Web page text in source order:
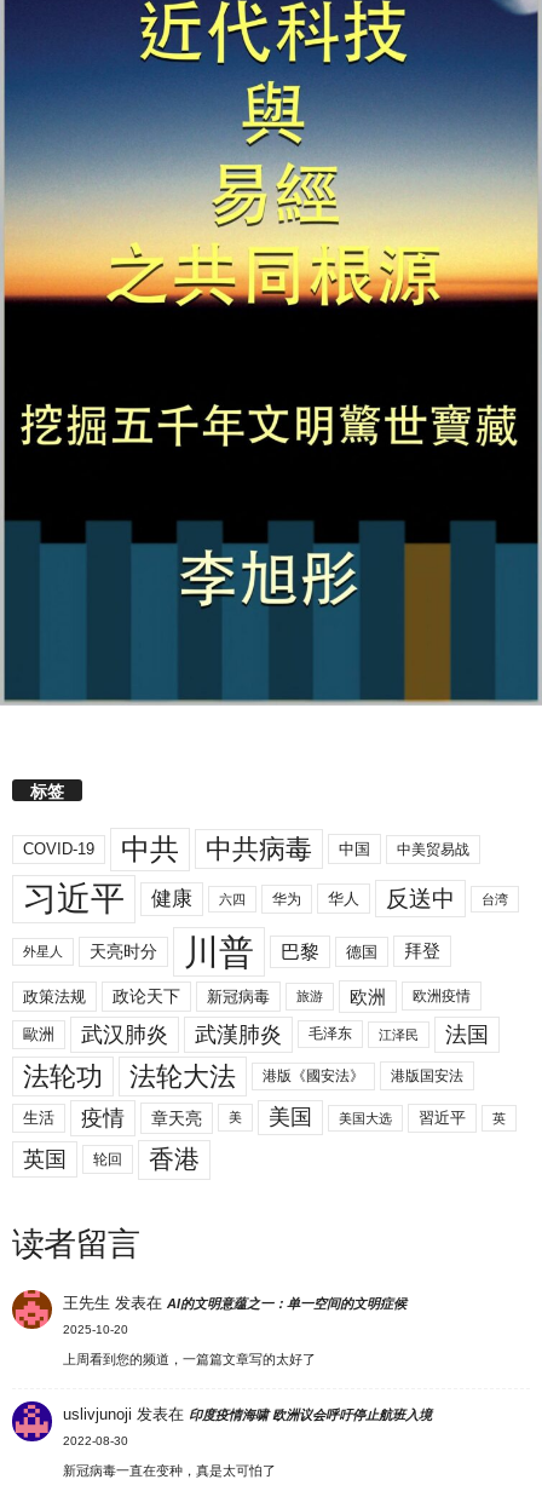
标签
COVID-19 中共 中共病毒 中国 中美贸易战
习近平 健康 六四 华为 华人 反送中 台湾
外星人 天亮时分 川普 巴黎 德国 拜登
政策法规 政论天下 新冠病毒 旅游 欧洲 欧洲疫情
歐洲 武汉肺炎 武漢肺炎 毛泽东 江泽民 法国
法轮功 法轮大法 港版《國安法》 港版国安法
生活 疫情 章天亮 美 美国 美国大选 習近平 英
英国 轮回 香港
读者留言
王先生 发表在AI的文明意蕴之一：单一空间的文明症候
2025-10-20
上周看到您的频道，一篇篇文章写的太好了
uslivjunoji 发表在 印度疫情海啸 欧洲议会呼吁停止航班入境
2022-08-30
新冠病毒一直在变种，真是太可怕了